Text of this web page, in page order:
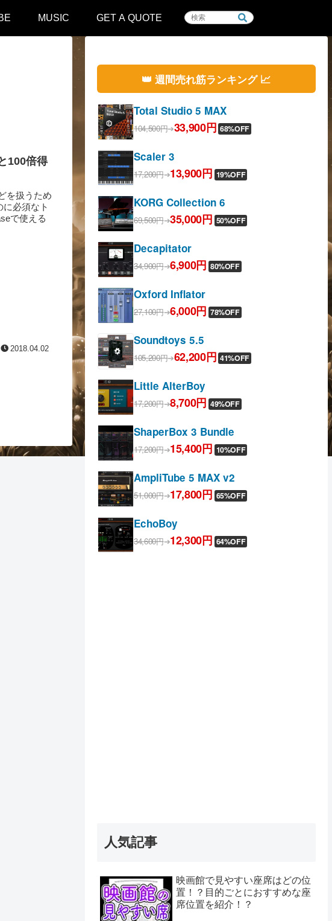
MUSIC GET A QUOTE
100倍得
を扱うため
必須なト
で使える
2018.04.02
👑 週間売れ筋ランキング 📈
Total Studio 5 MAX
104,500円➔33,900円 68%OFF
Scaler 3
17,200円➔13,900円 19%OFF
KORG Collection 6
69,500円➔35,000円 50%OFF
Decapitator
34,900円➔6,900円 80%OFF
Oxford Inflator
27,100円➔6,000円 78%OFF
Soundtoys 5.5
105,200円➔62,200円 41%OFF
Little AlterBoy
17,200円➔8,700円 49%OFF
ShaperBox 3 Bundle
17,200円➔15,400円 10%OFF
AmpliTube 5 MAX v2
51,000円➔17,800円 65%OFF
EchoBoy
34,600円➔12,300円 64%OFF
人気記事
映画館で見やすい座席はどの位
置！？目的ごとにおすすめな座
席位置を紹介！？